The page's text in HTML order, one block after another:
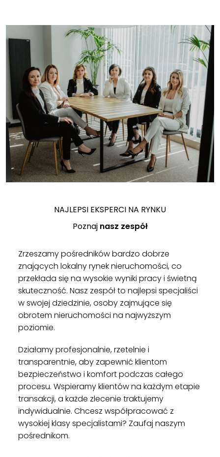
NAJLEPSI EKSPERCI NA RYNKU
Poznaj nasz zespół
Zrzeszamy pośredników bardzo dobrze
znających lokalny rynek nieruchomości, co
przekłada się na wysokie wyniki pracy i świetną
skuteczność. Nasz zespół to najlepsi specjaliści
w swojej dziedzinie, osoby zajmujące się
obrotem nieruchomości na najwyższym
poziomie.
Działamy profesjonalnie, rzetelnie i
transparentnie, aby zapewnić klientom
bezpieczeństwo i komfort podczas całego
procesu. Wspieramy klientów na każdym etapie
transakcji, a każde zlecenie traktujemy
indywidualnie. Chcesz współpracować z
wysokiej klasy specjalistami? Zaufaj naszym
pośrednikom.